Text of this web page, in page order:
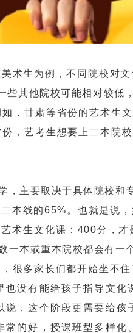
生为例，不同院校对文
些其他院校可能相对较低
，甘肃等省份的艺术生
，艺考生想要上二本院
主要取决于具体院校和
本线的65%。也就是说
术生文化课：400分，
本或重本院校都会有一
多家长们都开始坐不住
没有能给孩子指导文
，这个阶段更需要给孩
的好，授课班型多样化